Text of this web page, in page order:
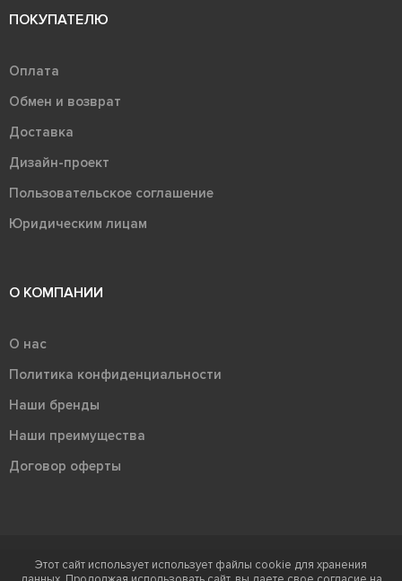
ПОКУПАТЕЛЮ
Оплата
Обмен и возврат
Доставка
Дизайн-проект
Пользовательское соглашение
Юридическим лицам
О КОМПАНИИ
О нас
Политика конфиденциальности
Наши бренды
Наши преимущества
Договор оферты
Терра - территория керамики 2026
Этот сайт использует использует файлы cookie для хранения